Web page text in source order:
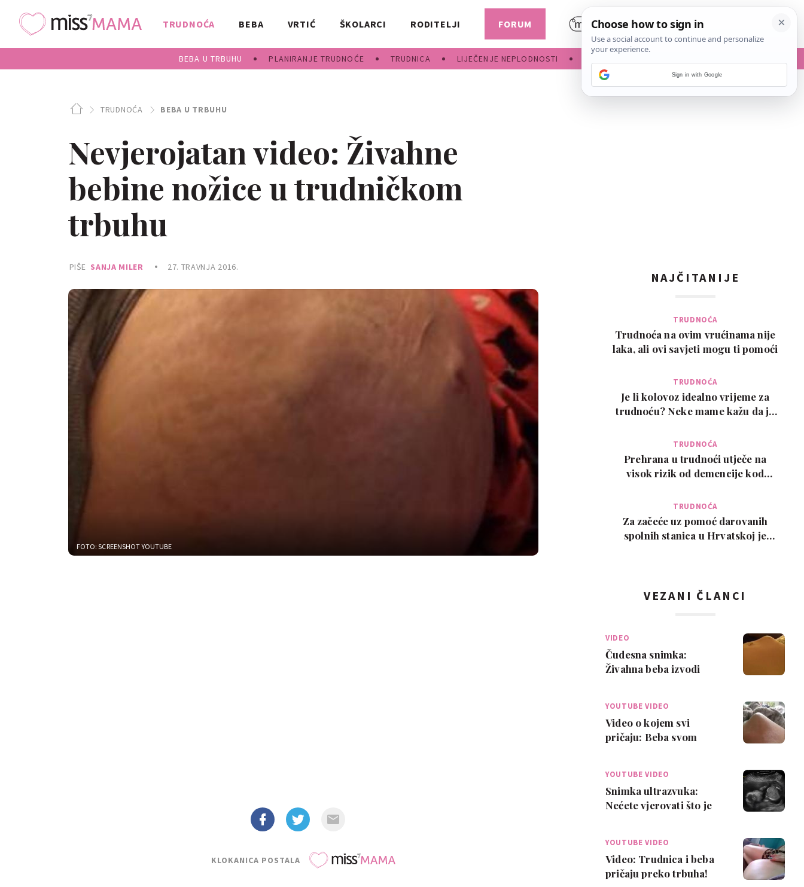
TRUDNOĆA
BEBA U TRBUHU PLANIRANJE TRUDNOĆE TRUDNICA LIJEČENJE NEPLODNOSTI
BEBA VRTIĆ ŠKOLARCI RODITELJI FORUM
TRUDNOĆA BEBA U TRBUHU
Nevjerojatan video: Živahne
bebine nožice u trudničkom
trbuhu
PIŠE SANJA MILER 27. TRAVNJA 2016.
FOTO: SCREENSHOT YOUTUBE
KLOKANICA POSTALA
NAJČITANIJE
TRUDNOĆA
Trudnoća na ovim vrućinama nije
laka, ali ovi savjeti mogu ti pomoći
TRUDNOĆA
Je li kolovoz idealno vrijeme za
trudnoću? Neke mame kažu da je
TRUDNOĆA
Prehrana u trudnoći utječe na
visok rizik od demencije kod
TRUDNOĆA
Za začeće uz pomoć darovanih
spolnih stanica u Hrvatskoj je
VEZANI ČLANCI
VIDEO
Čudesna snimka:
Živahna beba izvodi
YOUTUBE VIDEO
Video o kojem svi
pričaju: Beba svom
YOUTUBE VIDEO
Snimka ultrazvuka:
Nećete vjerovati što je
YOUTUBE VIDEO
Video: Trudnica i beba
pričaju preko trbuha!
Sign in with Google